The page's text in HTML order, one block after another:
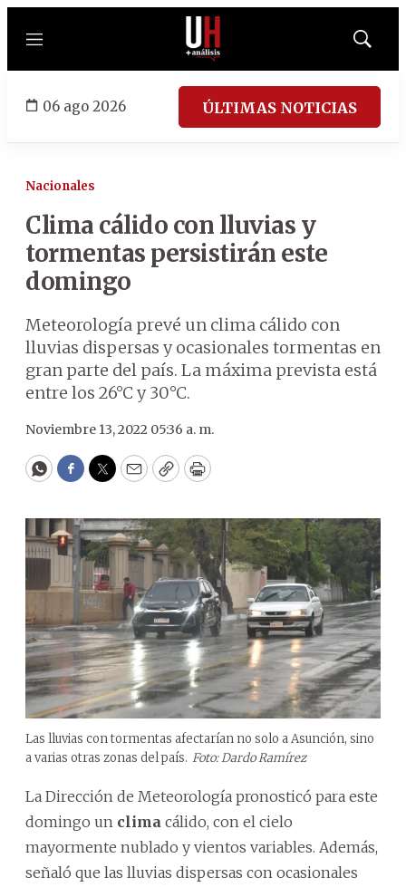
Menú
Mostrar
06 ago 2026 ÚLTIMAS NOTICIAS
Nacionales
Clima cálido con lluvias y
tormentas persistirán este
domingo
Meteorología prevé un clima cálido con
lluvias dispersas y ocasionales tormentas en
gran parte del país. La máxima prevista está
entre los 26°C y 30°C.
Noviembre 13, 2022 05:36 a. m.
WhatsApp
Facebook
Twitter
EmailCopyPrint
Las lluvias con tormentas afectarían no solo a Asunción, sino
a varias otras zonas del país. Foto: Dardo Ramírez
La Dirección de Meteorología pronosticó para este
domingo un clima cálido, con el cielo
mayormente nublado y vientos variables. Además,
señaló que las lluvias dispersas con ocasionales